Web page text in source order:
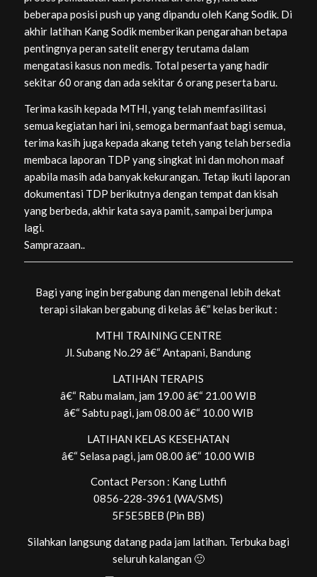
beberapa posisi push up yang dipandu oleh Kang Sodik. Di
akhir latihan Kang Sodik memberikan pengarahan betapa
pentingnya peran satelit energy terutama dalam
mengatasi kasus non medis. Total peserta yang hadir
sekitar 60 orang dan ada sekitar 6 orang peserta baru.
Terima kasih kepada MTHI, yang telah memfasilitasi
semua kegiatan hari ini, semoga bermanfaat bagi semua,
terima kasih juga kepada akang teteh yang telah bersedia
membaca laporan TDP yang singkat ini dan mohon maaf
apabila masih ada banyak kekurangan. Tetap ikuti laporan
dokumentasi TDP berikutnya dengan tempat dan kisah
yang berbeda, akhir kata saya pamit, sampai berjumpa
lagi.
Samprazaan..
Bagi yang ingin bergabung dan mengenal lebih dekat
terapi silakan bergabung di kelas â€“ kelas berikut :
MTHI TRAINING CENTRE
Jl. Subang No.29 â€“ Antapani, Bandung
LATIHAN TERAPIS
â€“ Rabu malam, jam 19.00 â€“ 21.00 WIB
â€“ Sabtu pagi, jam 08.00 â€“ 10.00 WIB
LATIHAN KELAS KESEHATAN
â€“ Selasa pagi, jam 08.00 â€“ 10.00 WIB
Contact Person : Kang Luthfi
0856-228-3961 (WA/SMS)
5F5E5BEB (Pin BB)
Silahkan langsung datang pada jam latihan. Terbuka bagi
seluruh kalangan 🙂